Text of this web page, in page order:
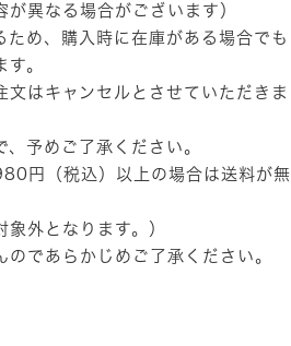
が異なる場合がございます）
め、購入時に在庫がある場合でも
。
はキャンセルとさせていただきま
予めご了承ください。
円（税込）以上の場合は送料が無
象外となります。）
であらかじめご了承ください。